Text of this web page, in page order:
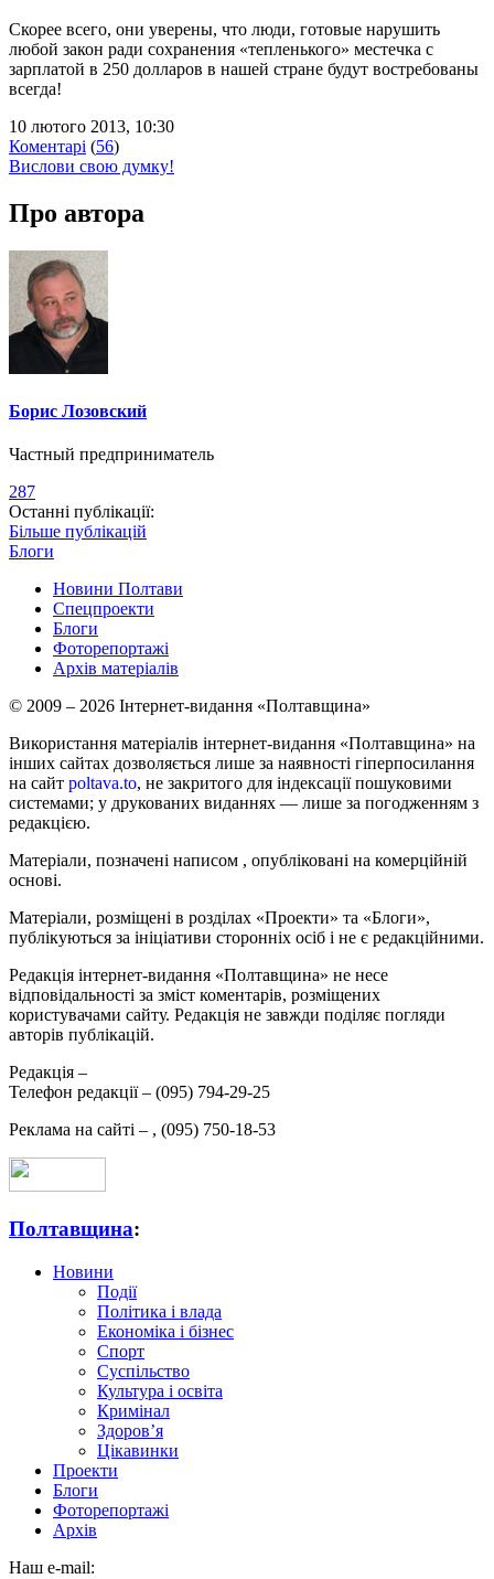
Скорее всего, они уверены, что люди, готовые нарушить
любой закон ради сохранения «тепленького» местечка с
зарплатой в 250 долларов в нашей стране будут востребованы
всегда!
10 лютого 2013, 10:30
Коментарі (56)
Вислови свою думку!
Про автора
Борис Лозовский
Частный предприниматель
287
Останні публікації:
Більше публікацій
Блоги
Новини Полтави
Спецпроекти
Блоги
Фоторепортажі
Архів матеріалів
© 2009 – 2026 Інтернет-видання «Полтавщина»
Використання матеріалів інтернет-видання «Полтавщина» на
інших сайтах дозволяється лише за наявності гіперпосилання
на сайт poltava.to, не закритого для індексації пошуковими
системами; у друкованих виданнях — лише за погодженням з
редакцією.
Матеріали, позначені написом , опубліковані на комерційній
основі.
Матеріали, розміщені в розділах «Проекти» та «Блоги»,
публікуються за ініціативи сторонніх осіб і не є редакційними.
Редакція інтернет-видання «Полтавщина» не несе
відповідальності за зміст коментарів, розміщених
користувачами сайту. Редакція не завжди поділяє погляди
авторів публікацій.
Редакція –
Телефон редакції – (095) 794-29-25
Реклама на сайті – , (095) 750-18-53
Полтавщина:
Новини
Події
Політика і влада
Економіка і бізнес
Спорт
Суспільство
Культура і освіта
Кримінал
Здоров’я
Цікавинки
Проекти
Блоги
Фоторепортажі
Архів
Наш e-mail: